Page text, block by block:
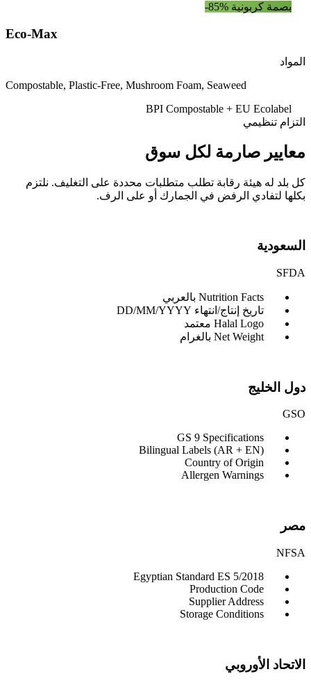
-85% بصمة كربونية
Eco-Max
المواد
Compostable, Plastic-Free, Mushroom Foam, Seaweed
BPI Compostable + EU Ecolabel
التزام تنظيمي
معايير صارمة لكل سوق
كل بلد له هيئة رقابة تطلب متطلبات محددة على التغليف. نلتزم
بكلها لتفادي الرفض في الجمارك أو على الرف.
السعودية
SFDA
Nutrition Facts بالعربي
تاريخ إنتاج/انتهاء DD/MM/YYYY
Halal Logo معتمد
Net Weight بالغرام
دول الخليج
GSO
GS 9 Specifications
Bilingual Labels (AR + EN)
Country of Origin
Allergen Warnings
مصر
NFSA
Egyptian Standard ES 5/2018
Production Code
Supplier Address
Storage Conditions
الاتحاد الأوروبي